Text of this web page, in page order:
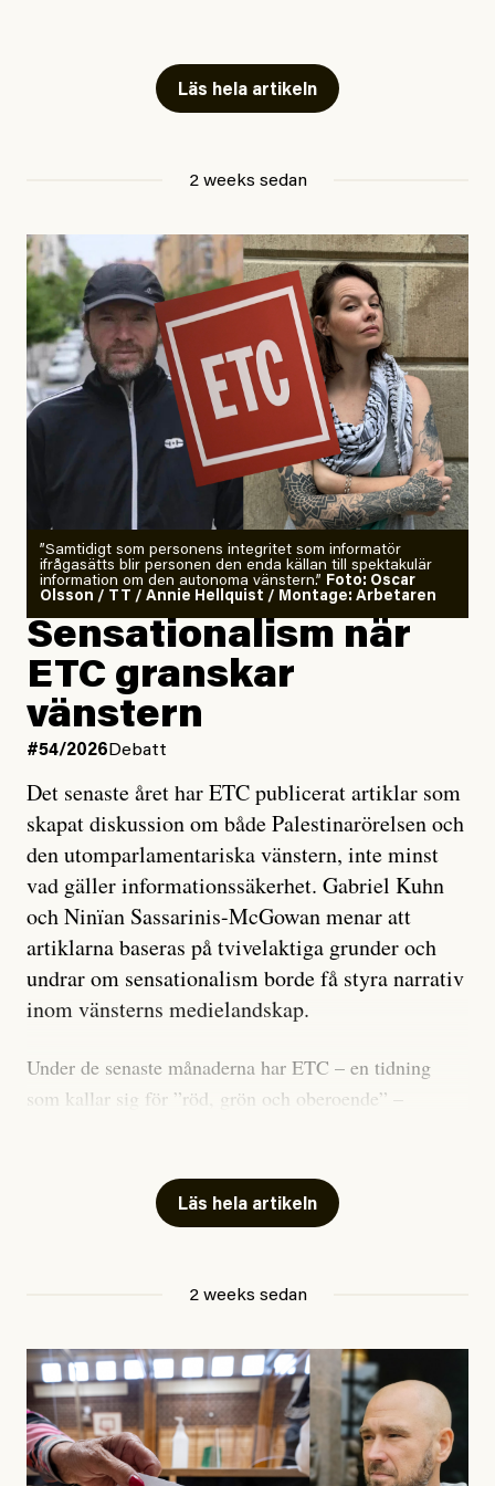
Läs hela artikeln
2 weeks sedan
”Samtidigt som personens integritet som informatör
ifrågasätts blir personen den enda källan till spektakulär
information om den autonoma vänstern.” Foto: Oscar
Olsson / TT / Annie Hellquist / Montage: Arbetaren
Sensationalism när
ETC granskar
vänstern
#54/2026 Debatt
Det senaste året har ETC publicerat artiklar som
skapat diskussion om både Palestinarörelsen och
den utomparlamentariska vänstern, inte minst
vad gäller informationssäkerhet. Gabriel Kuhn
och Ninïan Sassarinis-McGowan menar att
artiklarna baseras på tvivelaktiga grunder och
undrar om sensationalism borde få styra narrativ
inom vänsterns medielandskap.
Under de senaste månaderna har ETC – en tidning
som kallar sig för ”röd, grön och oberoende” –
skriver för? Vad betyder det att vara en ”röd, grön och
oberoende” tidning? Och vad är egentligen bra
utpekas som israelisk infiltratör”. Enligt ingressen
handlar artikeln om en person vars ”bakgrund skapar
splittring och oro i rörelsen”. Problemet är att artikeln
skapar betydligt mer oro i palestinarörelsen – och den
Läs hela artikeln
2 weeks sedan